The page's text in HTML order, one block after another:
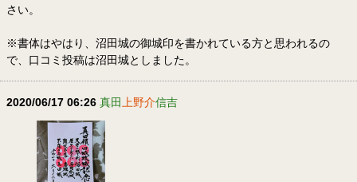
さい。
※書体はやはり、沼田城の御城印を書かれている方と思われるの
で、口コミ投稿は沼田城としました。
2020/06/17 06:26 真田 上野介信吉